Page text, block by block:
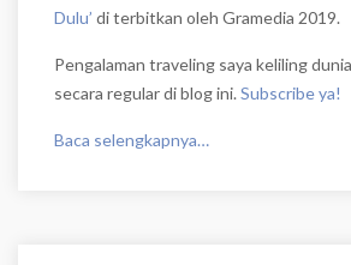
Dulu’ di terbitkan oleh Gramedia 2019.
Pengalaman traveling saya keliling
secara regular di blog ini. Subscribe ya!
Baca selengkapnya…